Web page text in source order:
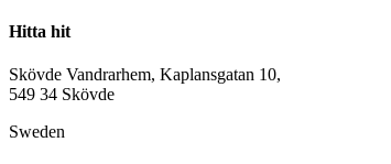
Primary
Hitta hit
Skövde Vandrarhem, Kaplansgatan 10,
549 34 Skövde
Sweden